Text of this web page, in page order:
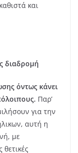
και
διαδρομή
όντως κάνει
Παρ’
για την
αυτή η
με